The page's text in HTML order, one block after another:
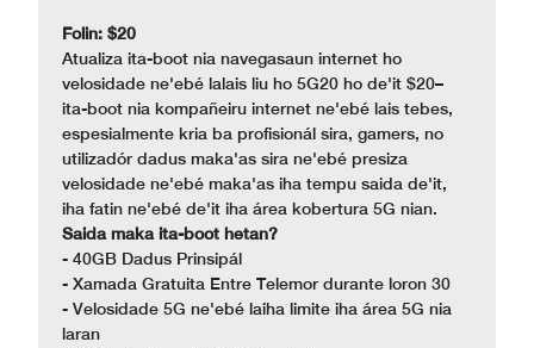
Folin: $20
Atualiza ita-boot nia navegasaun internet ho
velosidade ne'ebé lalais liu ho 5G20 ho de'it $20–
ita-boot nia kompañeiru internet ne'ebé lais tebes,
espesialmente kria ba profisionál sira, gamers, no
utilizadór dadus maka'as sira ne'ebé presiza
velosidade ne'ebé maka'as iha tempu saida de'it,
iha fatin ne'ebé de'it iha área kobertura 5G nian.
Saida maka ita-boot hetan?
- 40GB Dadus Prinsipál
- Xamada Gratuita Entre Telemor durante loron 30
- Velosidade 5G ne'ebé laiha limite iha área 5G nia
laran